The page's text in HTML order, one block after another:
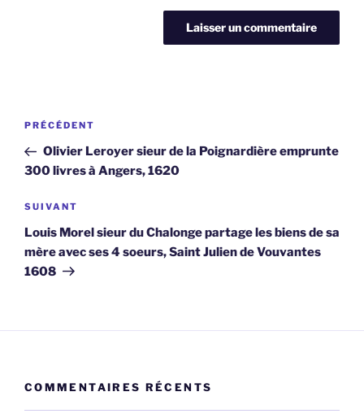
Navigation
l’article
Article
précédent
PRÉCÉDENT
Olivier Leroyer sieur de la Poignardière emprunte
300 livres à Angers, 1620
Article
suivant
SUIVANT
Louis Morel sieur du Chalonge partage les biens de sa
mère avec ses 4 soeurs, Saint Julien de Vouvantes
1608
COMMENTAIRES RÉCENTS